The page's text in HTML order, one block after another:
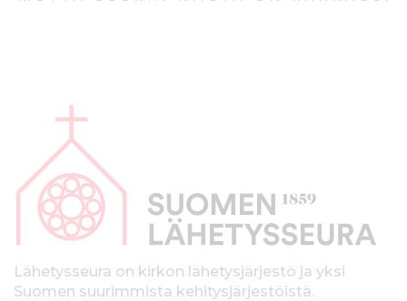
p
kLähetysseura on kirkon lähetysjärjestö ja yksi
Suomen suurimmista kehitysjärjestöistä.